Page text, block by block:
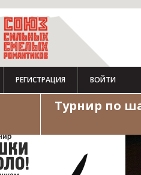
РЕГИСТРАЦИЯ ВОЙТИ
Турнир по